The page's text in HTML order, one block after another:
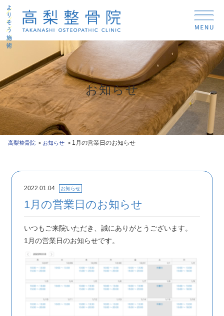
お知らせ
高梨整骨院 お知らせ 1月の営業日のお知らせ
2022.01.04 お知らせ
1月の営業日のお知らせ
いつもご来院いただき、誠にありがとうございます。
1月の営業日のお知らせです。